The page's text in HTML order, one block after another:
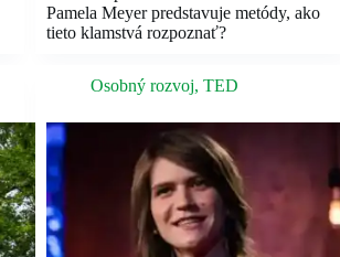
Pamela Meyer predstavuje metódy, ako
tieto klamstvá rozpoznať?
Osobný rozvoj, TED